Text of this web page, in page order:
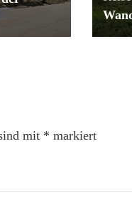
mit * markiert